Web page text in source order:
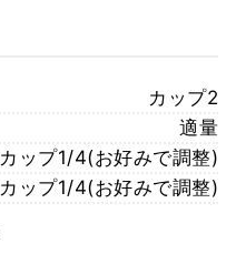
カップ2
適量
カップ1/4(お好みで調整)
カップ1/4(お好みで調整)